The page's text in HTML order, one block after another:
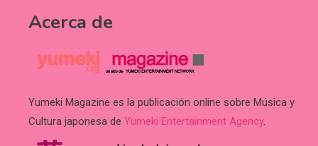
Acerca de
Yumeki Magazine es la publicación online sobre Música y
Cultura japonesa de Yumeki Entertainment Agency.